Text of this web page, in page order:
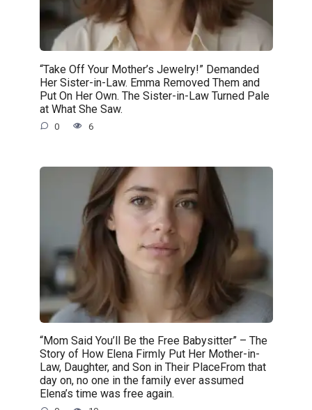
“Take Off Your Mother’s Jewelry!” Demanded
Her Sister-in-Law. Emma Removed Them and
Put On Her Own. The Sister-in-Law Turned Pale
at What She Saw.
0 6
“Mom Said You’ll Be the Free Babysitter” – The
Story of How Elena Firmly Put Her Mother-in-
Law, Daughter, and Son in Their PlaceFrom that
day on, no one in the family ever assumed
Elena’s time was free again.